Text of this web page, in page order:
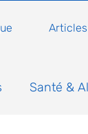
Santé &